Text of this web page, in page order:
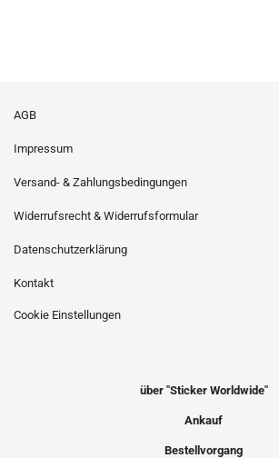
AGB
Impressum
Versand- & Zahlungsbedingungen
Widerrufsrecht & Widerrufsformular
Datenschutzerklärung
Kontakt
Cookie Einstellungen
über "Sticker Worldwide"
Ankauf
Bestellvorgang